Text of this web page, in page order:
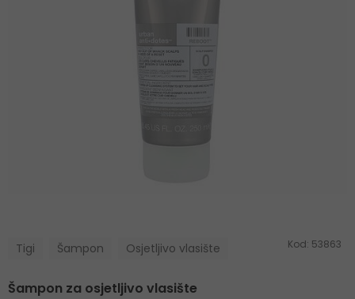
Tigi Šampon Osjetljivo vlasište Kod: 53863
Šampon za osjetljivo vlasište